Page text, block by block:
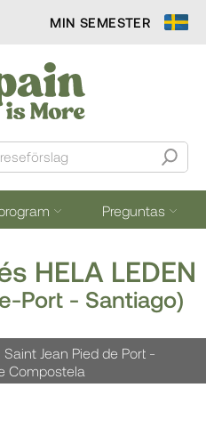
MIN SEMESTER
Preguntas
HELA LEDEN
Port - Santiago)
Jean Pied de Port -
Compostela